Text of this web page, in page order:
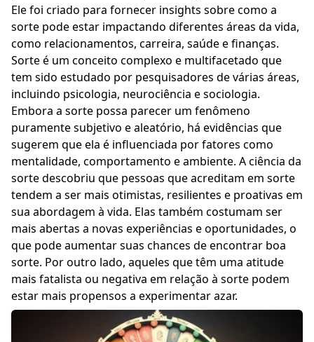
Ele foi criado para fornecer insights sobre como a
sorte pode estar impactando diferentes áreas da vida,
como relacionamentos, carreira, saúde e finanças.
Sorte é um conceito complexo e multifacetado que
tem sido estudado por pesquisadores de várias áreas,
incluindo psicologia, neurociência e sociologia.
Embora a sorte possa parecer um fenômeno
puramente subjetivo e aleatório, há evidências que
sugerem que ela é influenciada por fatores como
mentalidade, comportamento e ambiente. A ciência da
sortedescobriu que pessoas que acreditam em sorte
tendem a ser mais otimistas, resilientes e proativas em
sua abordagem à vida. Elas também costumam ser
mais abertas a novas experiências e oportunidades, o
que pode aumentar suas chances de encontrar boa
sorte. Por outro lado, aqueles que têm uma atitude
mais fatalista ou negativa em relação à sorte podem
estar mais propensos a experimentar azar.